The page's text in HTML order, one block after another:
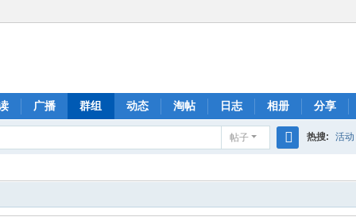
广播 群组 动态 淘帖 日志 相册 分享
帖子
索
热搜: 活动